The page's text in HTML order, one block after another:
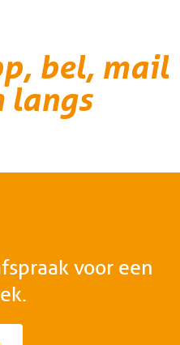
bel, mail
langs
voor een